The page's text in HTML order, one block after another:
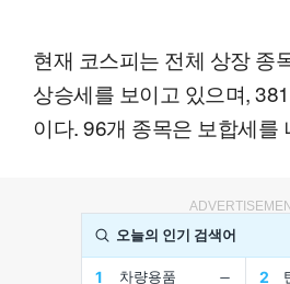
현재 코스피는 전체 상장 종
상승세를 보이고 있으며,
이다. 96개 종목은 보합세를